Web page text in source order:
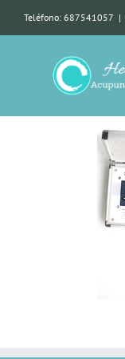
Teléfono: 687541057 |